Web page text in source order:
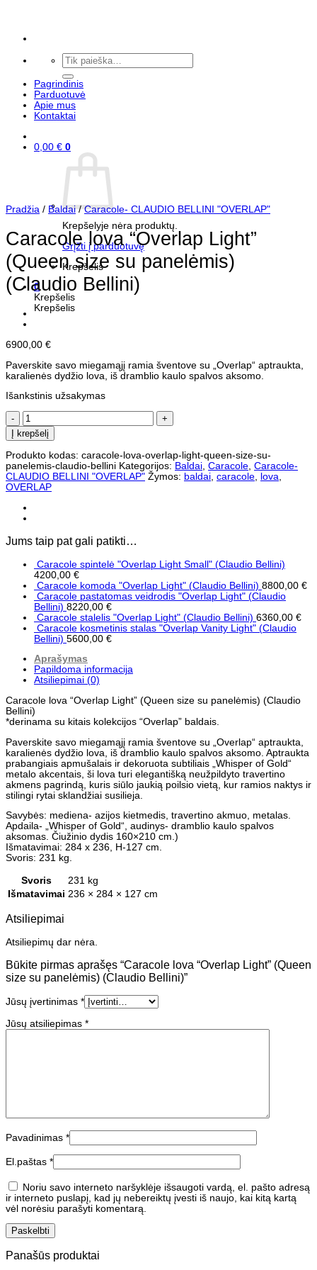
Ieškoti:
Pagrindinis
Parduotuvė
Apie mus
Kontaktai
0,00 € 0
Krepšelyje nėra produktų.
Grįžti į parduotuvę
Krepšelis
0
Krepšelis
Krepšelis
Pradžia / Baldai / Caracole- CLAUDIO BELLINI "OVERLAP"
Caracole lova “Overlap Light”
(Queen size su panelėmis)
(Claudio Bellini)
6900,00 €
Paverskite savo miegamąjį ramia šventove su „Overlap“ aptraukta,
karalienės dydžio lova, iš dramblio kaulo spalvos aksomo.
Išankstinis užsakymas
produkto
kiekis:
Caracole
“Overlap
Light”
(Queen
size
panelėmis)
(Claudio
Į krepšelį
Produkto kodas: caracole-lova-overlap-light-queen-size-su-
panelemis-claudio-bellini Kategorijos: Baldai, Caracole, Caracole-
CLAUDIO BELLINI "OVERLAP" Žymos: baldai, caracole, lova,
OVERLAP
Jums taip pat gali patikti…
Caracole spintelė "Overlap Light Small" (Claudio Bellini)
4200,00 €
Caracole komoda "Overlap Light" (Claudio Bellini) 8800,00 €
Caracole pastatomas veidrodis "Overlap Light" (Claudio
Bellini) 8220,00 €
Caracole stalelis "Overlap Light" (Claudio Bellini) 6360,00 €
Caracole kosmetinis stalas "Overlap Vanity Light" (Claudio
Bellini) 5600,00 €
Aprašymas
Papildoma informacija
Atsiliepimai (0)
Caracole lova “Overlap Light” (Queen size su panelėmis) (Claudio
Bellini)
*derinama su kitais kolekcijos “Overlap” baldais.
Paverskite savo miegamąjį ramia šventove su „Overlap“ aptraukta,
karalienės dydžio lova, iš dramblio kaulo spalvos aksomo. Aptraukta
prabangiais apmušalais ir dekoruota subtiliais „Whisper of Gold“
metalo akcentais, ši lova turi elegantišką neužpildyto travertino
akmens pagrindą, kuris siūlo jaukią poilsio vietą, kur ramios naktys ir
stilingi rytai sklandžiai susilieja.
Savybės: mediena- azijos kietmedis, travertino akmuo, metalas.
Apdaila- „Whisper of Gold“, audinys- dramblio kaulo spalvos
aksomas. Čiužinio dydis 160×210 cm.)
Išmatavimai: 284 x 236, H-127 cm.
Svoris: 231 kg.
Svoris
231 kg
Išmatavimai 236 × 284 × 127 cm
Atsiliepimai
Atsiliepimų dar nėra.
Būkite pirmas aprašęs “Caracole lova “Overlap Light” (Queen
size su panelėmis) (Claudio Bellini)”
Jūsų įvertinimas *
Jūsų atsiliepimas *
Pavadinimas *
El.paštas *
Noriu savo interneto naršyklėje išsaugoti vardą, el. pašto adresą
ir interneto puslapį, kad jų nebereiktų įvesti iš naujo, kai kitą kartą
vėl norėsiu parašyti komentarą.
Panašūs produktai